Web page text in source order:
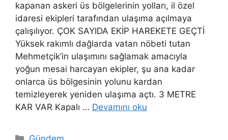
kapanan askeri üs bölgelerinin yolları, il özel
idaresi ekipleri tarafından ulaşıma açılmaya
çalışılıyor. ÇOK SAYIDA EKİP HAREKETE GEÇTİ
Yüksek rakımlı dağlarda vatan nöbeti tutan
Mehmetçik’in ulaşımını sağlamak amacıyla
yoğun mesai harcayan ekipler, şu ana kadar
onlarca üs bölgesinin yolunu kardan
temizleyerek yeniden ulaşıma açtı. 3 METRE
KAR VAR Kapalı … Devamını oku
Kategoriler